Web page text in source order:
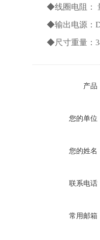
◆线圈电阻
◆输出电源：
◆尺寸重量：
产品
您的单位
您的姓名
联系电话
常用邮箱